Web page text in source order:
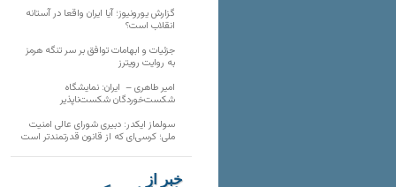
گزارش یورونیوز؛ آیا ایران واقعا در آستانه
انقلاب است؟
جزئیات و ابهامات توافق بر سر تنگه هرمز
به روایت رویترز
امیر طاهری – ایران: نمایشگاه
شکست‌خوردگان شکست‌ناپذیر
سولماز ایکدر: دبیری شورای عالی امنیت
ملی؛ کرسی‌ای که از قانون قدرتمندتر است
خبر از